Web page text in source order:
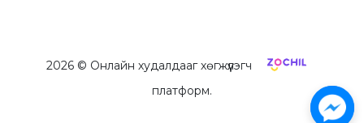
2026© Онлайн худалдааг хөгжүүлэгч
платформ.